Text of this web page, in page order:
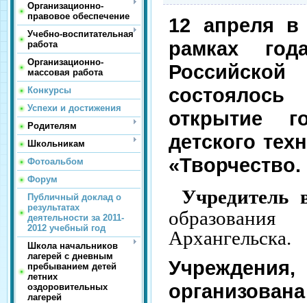
Организационно-
правовое обеспечение
Учебно-воспитательная
работа
Организационно-
массовая работа
Конкурсы
Успехи и достижения
Родителям
Школьникам
Фотоальбом
Форум
Публичный доклад о
результатах
деятельности за 2011-
2012 учебный год
Школа начальников
лагерей с дневным
пребыванием детей
летних
оздоровительных
лагерей
12 апреля в
рамках
открытие
детского
Учредитель
Архангельска.